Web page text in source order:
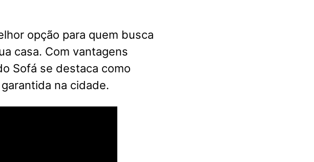
opção para quem busca
casa. Com vantagens
Sofá se destaca como
na cidade.